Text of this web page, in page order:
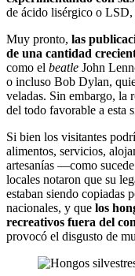
de ácido lisérgico o LSD,
Muy pronto, las
de una cantidad
como el beatle John
o incluso Bob Dylan,
veladas. Sin embargo, la
del todo favorable a esta
Si bien los visitantes
alimentos, servicios,
artesanías —como
locales notaron que su
estaban siendo copiadas
nacionales, y que los
recreativos fuera del
provocó el disgusto de